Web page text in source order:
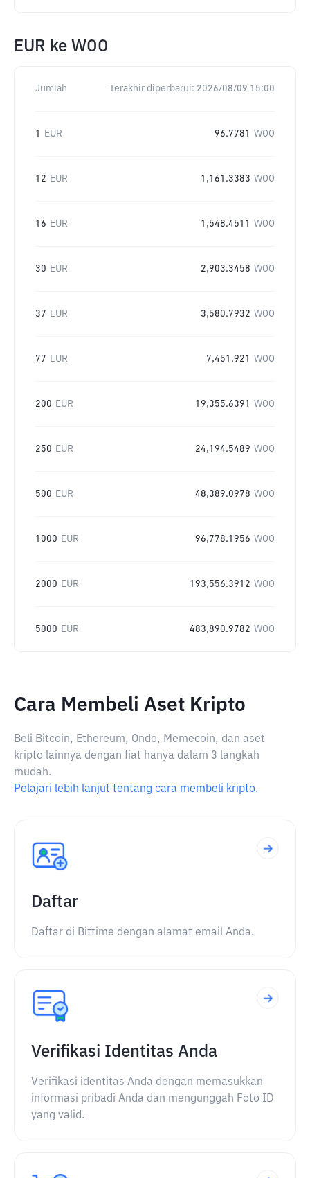
EUR ke WOO
Jumlah Terakhir diperbarui: 2026/08/09 15:00
1 EUR 96.7781 WOO
12 EUR 1,161.3383 WOO
16 EUR 1,548.4511 WOO
30 EUR 2,903.3458 WOO
37 EUR 3,580.7932 WOO
77 EUR 7,451.921 WOO
200 EUR 19,355.6391 WOO
250 EUR 24,194.5489 WOO
500 EUR 48,389.0978 WOO
1000 EUR 96,778.1956 WOO
2000 EUR 193,556.3912 WOO
5000 EUR 483,890.9782 WOO
Cara Membeli Aset Kripto
Beli Bitcoin, Ethereum, Ondo, Memecoin, dan aset
kripto lainnya dengan fiat hanya dalam 3 langkah
mudah.
Pelajari lebih lanjut tentang cara membeli kripto.
Daftar
Daftar di Bittime dengan alamat email Anda.
Verifikasi Identitas Anda
Verifikasi identitas Anda dengan memasukkan
informasi pribadi Anda dan mengunggah Foto ID
yang valid.